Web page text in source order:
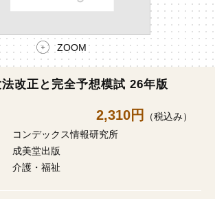
ZOOM
改正と完全予想模試 26年版
2,310円
（税込み）
コンデックス情報研究所
成美堂出版
介護・福祉